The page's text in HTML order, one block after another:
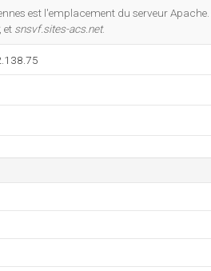
est l'emplacement du serveur
, et snsvf.sites-acs.net.